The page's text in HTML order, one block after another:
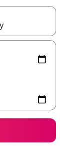
me butonat e